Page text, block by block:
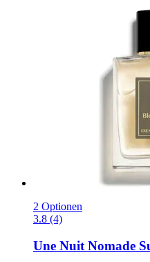
2 Optionen
3.8 (4)
Une Nuit Nomade